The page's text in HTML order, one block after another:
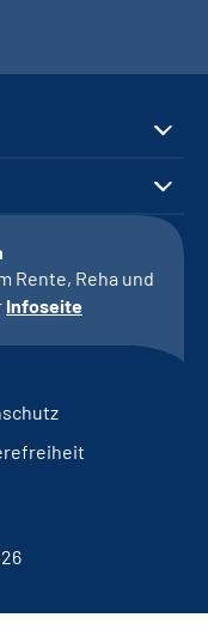
Rente, Reha und
Infoseite